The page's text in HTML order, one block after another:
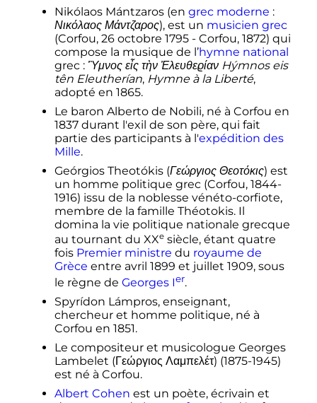
Nikólaos Mántzaros (en grec moderne :
Νικόλαος Μάντζαρος), est un musicien grec
(Corfou, 26 octobre 1795 - Corfou, 1872) qui
compose la musique de l’hymne national
grec : Ὓμνος εἶς τὴν Ἐλευθεϱίαν Hýmnos eis
tên Eleutherían, Hymne à la Liberté,
adopté en 1865.
Le baron Alberto de Nobili, né à Corfou en
1837 durant l'exil de son père, qui fait
partie des participants à l'expédition des
Mille.
Geórgios Theotókis (Γεώργιος Θεοτόκις) est
un homme politique grec (Corfou, 1844-
1916) issu de la noblesse vénéto-corfiote,
membre de la famille Théotokis. Il
domina la vie politique nationale grecque
au tournant du XXe siècle, étant quatre
fois Premier ministre du royaume de
Grèce entre avril 1899 et juillet 1909, sous
le règne de Georges Ier.
Spyrídon Lámpros, enseignant,
chercheur et homme politique, né à
Corfou en 1851.
Le compositeur et musicologue Georges
Lambelet (Γεώργιος Λαμπελέτ) (1875-1945)
est né à Corfou.
Albert Cohen est un poète, écrivain et